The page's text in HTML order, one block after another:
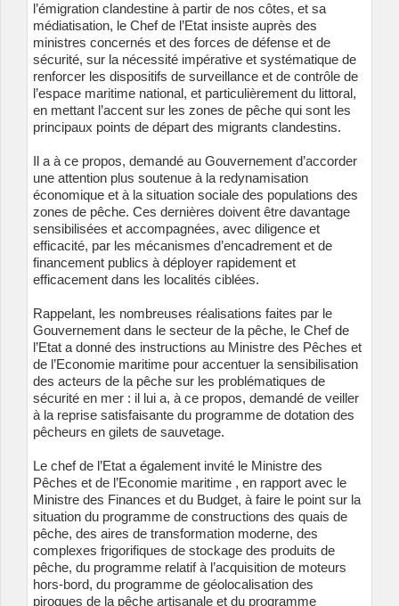
l’émigration clandestine à partir de nos côtes, et sa
médiatisation, le Chef de l’Etat insiste auprès des
ministres concernés et des forces de défense et de
sécurité, sur la nécessité impérative et systématique de
renforcer les dispositifs de surveillance et de contrôle de
l’espace maritime national, et particulièrement du littoral,
en mettant l’accent sur les zones de pêche qui sont les
principaux points de départ des migrants clandestins.
Il a à ce propos, demandé au Gouvernement d’accorder
une attention plus soutenue à la redynamisation
économique et à la situation sociale des populations des
zones de pêche. Ces dernières doivent être davantage
sensibilisées et accompagnées, avec diligence et
efficacité, par les mécanismes d’encadrement et de
financement publics à déployer rapidement et
efficacement dans les localités ciblées.
Rappelant, les nombreuses réalisations faites par le
Gouvernement dans le secteur de la pêche, le Chef de
l’Etat a donné des instructions au Ministre des Pêches et
de l’Economie maritime pour accentuer la sensibilisation
des acteurs de la pêche sur les problématiques de
sécurité en mer : il lui a, à ce propos, demandé de veiller
à la reprise satisfaisante du programme de dotation des
pêcheurs en gilets de sauvetage.
Le chef de l’Etat a également invité le Ministre des
Pêches et de l’Economie maritime , en rapport avec le
Ministre des Finances et du Budget, à faire le point sur la
situation du programme de constructions des quais de
pêche, des aires de transformation moderne, des
complexes frigorifiques de stockage des produits de
pêche, du programme relatif à l’acquisition de moteurs
hors-bord, du programme de géolocalisation des
pirogues de la pêche artisanale et du programme